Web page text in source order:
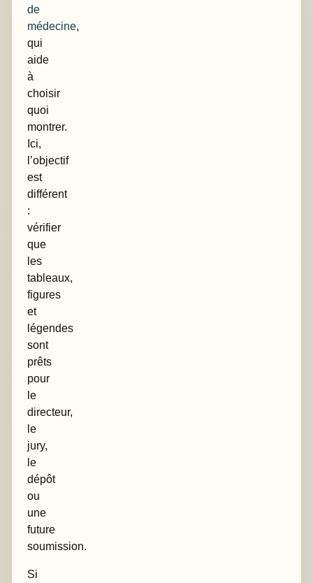
de
médecine,
qui
aide
à
choisir
quoi
montrer.
Ici,
l’objectif
est
différent
:
vérifier
que
les
tableaux,
figures
et
légendes
sont
prêts
pour
le
directeur,
le
jury,
le
dépôt
ou
une
future
soumission.
Si